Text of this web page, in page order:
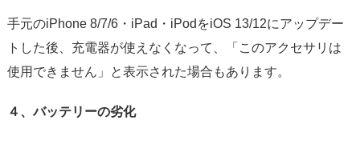
手元のiPhone 8/7/6・iPad・iPodをiOS 13/12にアップデー
トした後、充電器が使えなくなって、「このアクセサリは
使用できません」と表示された場合もあります。
４、バッテリーの劣化